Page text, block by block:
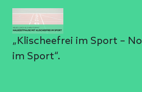
„Klischeefrei im Sport –
im Sport“.